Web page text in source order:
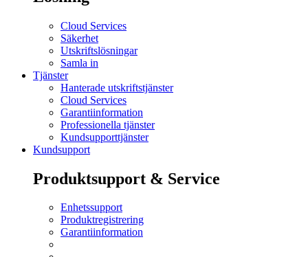
Cloud Services
Säkerhet
Utskriftslösningar
Samla in
Tjänster
Hanterade utskriftstjänster
Cloud Services
Garantiinformation
Professionella tjänster
Kundsupporttjänster
Kundsupport
Produktsupport & Service
Enhetssupport
Produktregistrering
Garantiinformation